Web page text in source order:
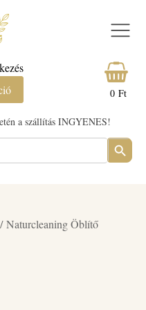
a szállítás INGYENES!
SEARCH
BUTTON
0 Ft
/ Naturcleaning Öblítő